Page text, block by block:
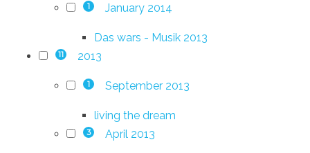
1 January 2014
Das wars - Musik 2013
11 2013
1 September 2013
living the dream
3 April 2013